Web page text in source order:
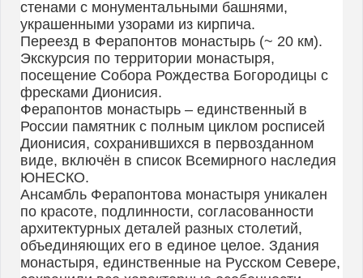
стенами с монументальными башнями,
украшенными узорами из кирпича.
Переезд в Ферапонтов монастырь (~ 20 км).
Экскурсия по территории монастыря,
посещение Собора Рождества Богородицы с
фресками Дионисия.
Ферапонтов монастырь – единственный в
России памятник с полным циклом росписей
Дионисия, сохранившихся в первозданном
виде, включён в список Всемирного наследия
ЮНЕСКО.
Ансамбль Ферапонтова монастыря уникален
по красоте, подлинности, согласованности
архитектурных деталей разных столетий,
объединяющих его в единое целое. Здания
монастыря, единственные на Русском Севере,